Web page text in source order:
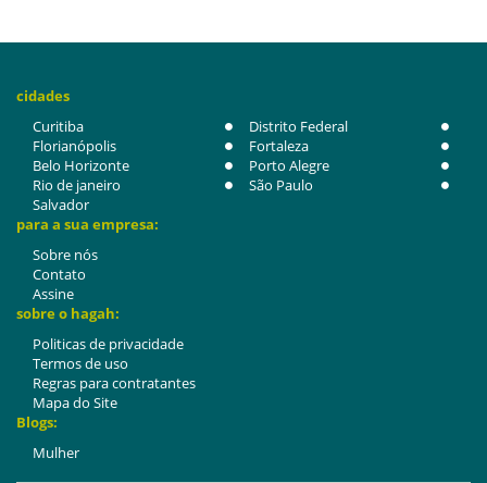
cidades
Curitiba
Distrito Federal
Florianópolis
Fortaleza
Belo Horizonte
Porto Alegre
Rio de janeiro
São Paulo
Salvador
para a sua empresa:
Sobre nós
Contato
Assine
sobre o hagah:
Politicas de privacidade
Termos de uso
Regras para contratantes
Mapa do Site
Blogs:
Mulher